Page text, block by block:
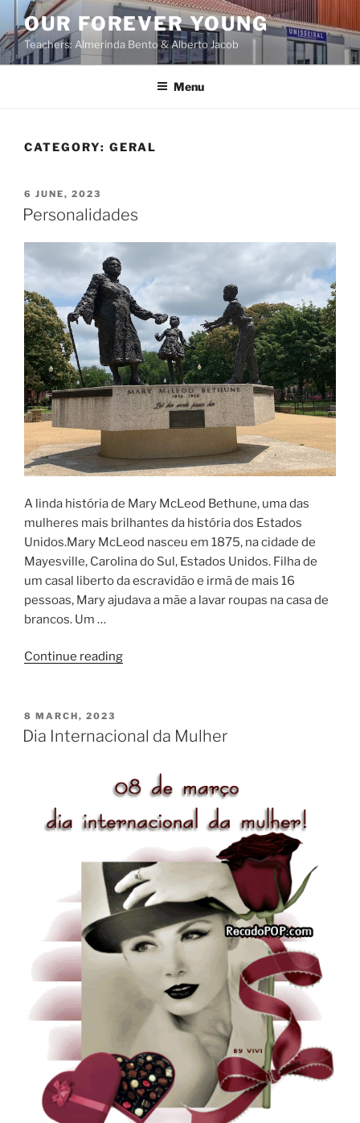
OUR FOREVER YOUNG
Teachers: Almerinda Bento & Alberto Jacob
Menu
CATEGORY: GERAL
6 JUNE, 2023
Personalidades
A linda história de Mary McLeod Bethune, uma das
mulheres mais brilhantes da história dos Estados
Unidos.Mary McLeod nasceu em 1875, na cidade de
Mayesville, Carolina do Sul, Estados Unidos. Filha de
um casal liberto da escravidão e irmã de mais 16
pessoas, Mary ajudava a mãe a lavar roupas na casa de
brancos. Um …
Continue reading
8 MARCH, 2023
Dia Internacional da Mulher